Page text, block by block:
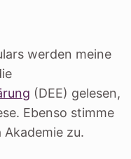
werden meine
(DEE) gelesen,
Ebenso stimme
zu.